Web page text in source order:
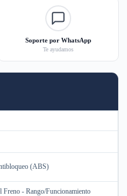
Soporte por WhatsApp
Te ayudamos
(ABS)
Freno - Rango/Funcionamiento